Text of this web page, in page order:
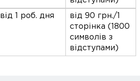
від 1 роб. дня
від 90 грн./1
сторінка (1800
символів з
відступами)